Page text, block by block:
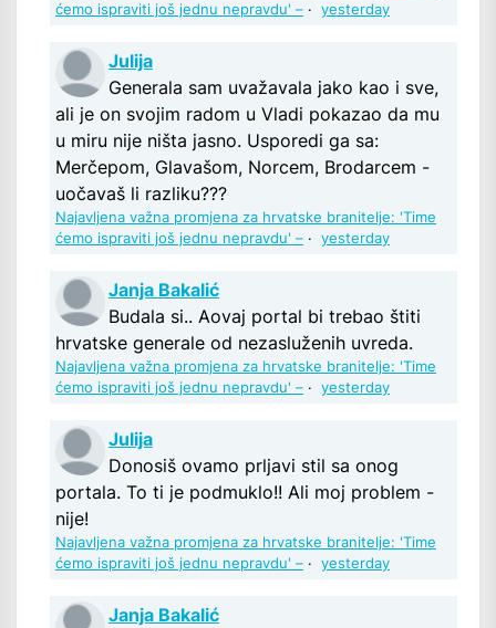
ćemo ispraviti još jednu nepravdu' – · yesterday
Julija
Generala sam uvažavala jako kao i sve,
ali je on svojim radom u Vladi pokazao da mu
u miru nije ništa jasno. Usporedi ga sa:
Merčepom, Glavašom, Norcem, Brodarcem -
uočavaš li razliku???
Najavljena važna promjena za hrvatske branitelje: 'Time
ćemo ispraviti još jednu nepravdu' – · yesterday
Janja Bakalić
Budala si.. Aovaj portal bi trebao štiti
hrvatske generale od nezasluženih uvreda.
Najavljena važna promjena za hrvatske branitelje: 'Time
ćemo ispraviti još jednu nepravdu' – · yesterday
Julija
Donosiš ovamo prljavi stil sa onog
portala. To ti je podmuklo!! Ali moj problem -
nije!
Najavljena važna promjena za hrvatske branitelje: 'Time
ćemo ispraviti još jednu nepravdu' – · yesterday
Janja Bakalić